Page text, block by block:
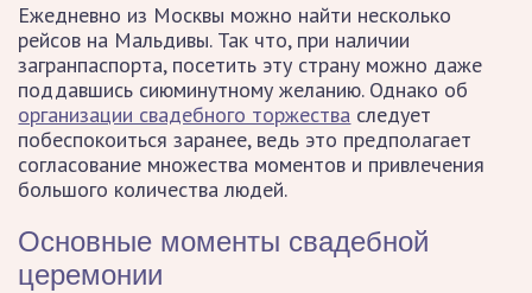
Ежедневно из Москвы можно найти несколько
рейсов на Мальдивы. Так что, при наличии
загранпаспорта, посетить эту страну можно даже
поддавшись сиюминутному желанию. Однако об
организации свадебного торжества следует
побеспокоиться заранее, ведь это предполагает
согласование множества моментов и привлечения
большого количества людей.
Основные моменты свадебной
церемонии